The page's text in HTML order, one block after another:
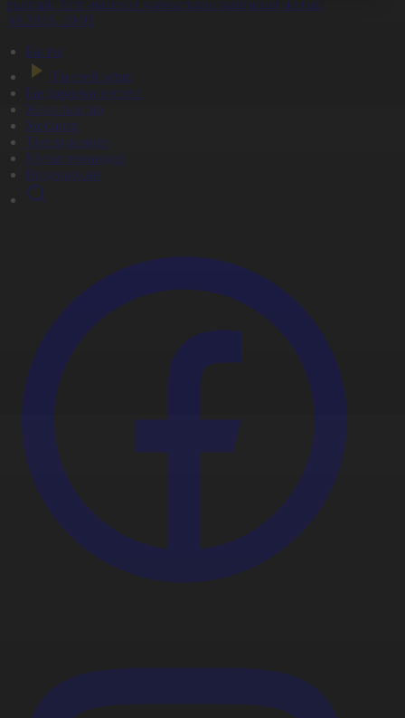
Үгіт-насихат жұмыстары жалғасып жатыр
20:01
Басты
Тікелей эфир
Бағдарлама кестесі
Жаңалықтар
Жобалар
Телехикаялар
Мультсериалдар
Видеоархив